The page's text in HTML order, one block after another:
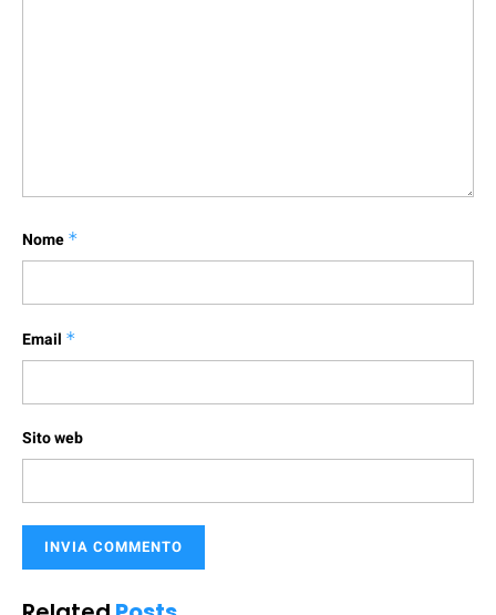
Nome *
Email *
Sito web